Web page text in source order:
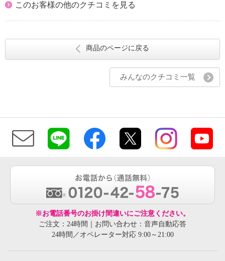
このお客様の他のクチコミを見る
商品のページに戻る
みんなのクチコミ一覧
※お電話番号のお掛け間違いにご注意ください。
ご注文：24時間｜お問い合わせ：音声自動応答
24時間／オペレーター対応 9:00～21:00